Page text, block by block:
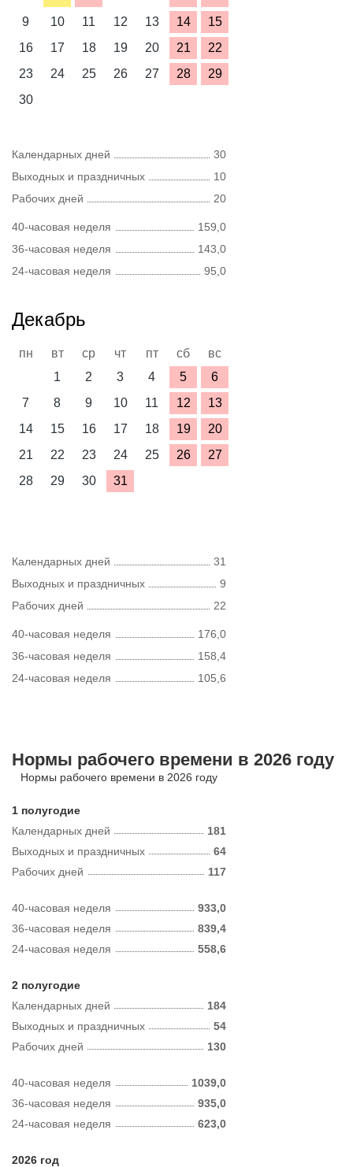
9
10 11 12 13 14
15
16
17 18 19 20 21
22
23
24 25 26 27 28
29
30
Календарных дней
30
Выходных и праздничных
10
Рабочих дней
20
40-часовая неделя
159,0
36-часовая неделя
143,0
24-часовая неделя
95,0
Декабрь
пн вт ср чт пт сб
вс
1
2 3 4 5
6
7
8 9 10 11 12
13
14
15 16 17 18 19
20
21
22 23 24 25 26
27
28
29 30 31
Календарных дней
31
Выходных и праздничных
9
Рабочих дней
22
40-часовая неделя
176,0
36-часовая неделя
158,4
24-часовая неделя
105,6
Нормы рабочего времени в 2026 году
Нормы рабочего времени в 2026 году
1 полугодие
Календарных дней
181
Рабочих дней 117
Выходных и праздничных 64
40-часовая неделя
933,0
36-часовая неделя
839,4
24-часовая неделя
558,6
2 полугодие
Календарных дней
184
Рабочих дней 130
Выходных и праздничных 54
40-часовая неделя
1039,0
36-часовая неделя
935,0
24-часовая неделя
623,0
2026 год